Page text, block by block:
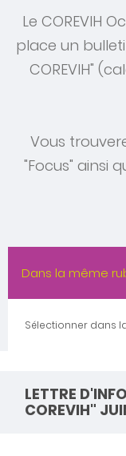
Le COREVIH
place un
COREVIH"
Vous
"Focus" ainsi
Dans la même
Sélectionner dans
LETTRE
COREVIH"